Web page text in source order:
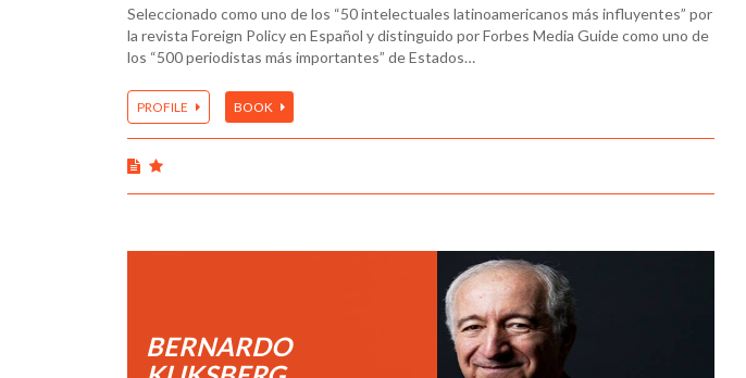
Seleccionado como uno de los “50 intelectuales latinoamericanos más influyentes” por
la revista Foreign Policy en Español y distinguido por Forbes Media Guide como uno de
los “500 periodistas más importantes” de Estados…
PROFILE BOOK
BERNARDO